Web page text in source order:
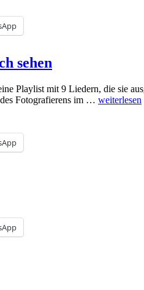
sehen
Playlist mit 9 Liedern, die sie
Fotografierens im … weiterlesen